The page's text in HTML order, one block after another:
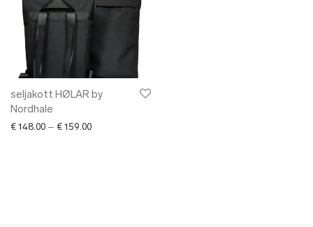
seljakott HØLAR by
Nordhale
€ 148.00 – € 159.00Price range: € 148.00 through € 159.00